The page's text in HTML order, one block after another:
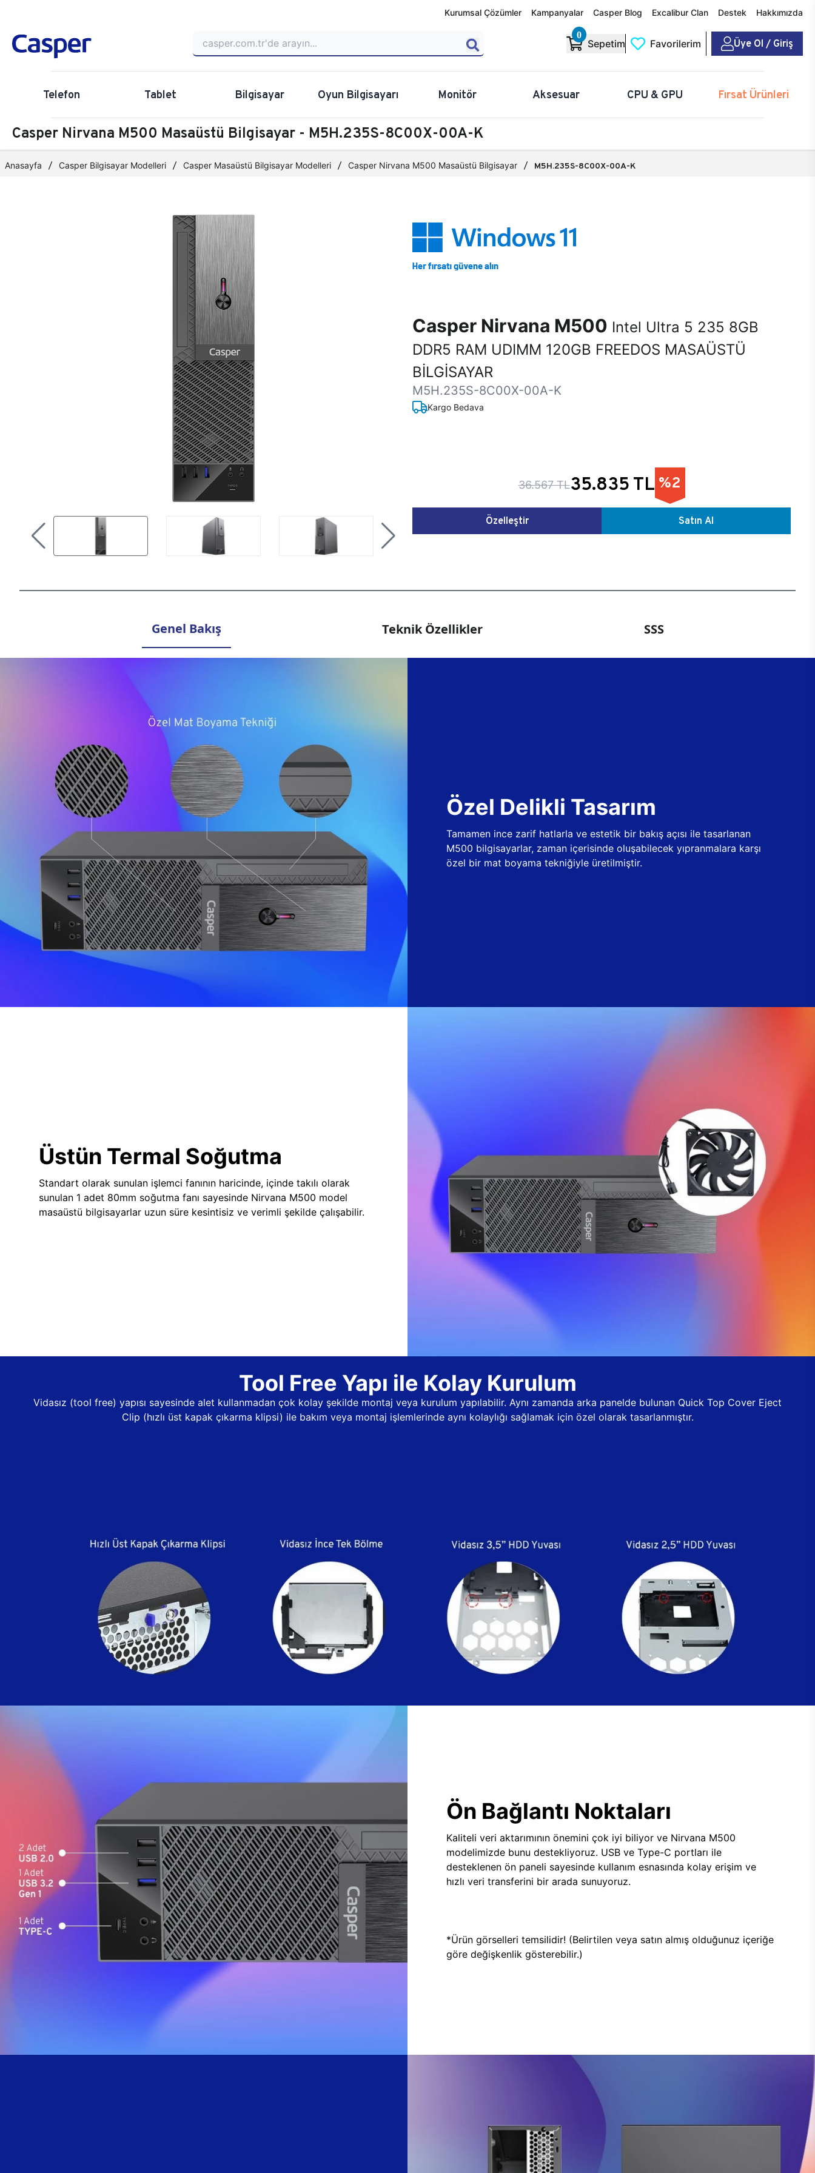
Kurumsal Çözümler Kampanyalar Casper Blog Excalibur Clan Destek Hakkımızda
0
Sepetim Favorilerim Üye Ol / Giriş
Telefon Tablet Bilgisayar Oyun Bilgisayarı Monitör Aksesuar CPU & GPU Fırsat Ürünleri
Casper Nirvana M500 Masaüstü Bilgisayar - M5H.235S-8C00X-00A-K
Anasayfa Casper Bilgisayar Modelleri Casper Masaüstü Bilgisayar Modelleri Casper Nirvana M500 Masaüstü Bilgisayar M5H.235S-8C00X-00A-K
Casper Nirvana M500 Intel Ultra 5 235 8GB
DDR5 RAM UDIMM 120GB FREEDOS MASAÜSTÜ
BİLGİSAYAR
M5H.235S-8C00X-00A-K
Kargo Bedava
36.567 TL35.835 TL %2
Özelleştir Satın Al
Genel Bakış Teknik Özellikler SSS
Özel Delikli Tasarım
Tamamen ince zarif hatlarla ve estetik bir bakış açısı ile tasarlanan
M500 bilgisayarlar, zaman içerisinde oluşabilecek yıpranmalara karşı
özel bir mat boyama tekniğiyle üretilmiştir.
Üstün Termal Soğutma
Standart olarak sunulan işlemci fanının haricinde, içinde takılı olarak
sunulan 1 adet 80mm soğutma fanı sayesinde Nirvana M500 model
masaüstü bilgisayarlar uzun süre kesintisiz ve verimli şekilde çalışabilir.
Tool Free Yapı ile Kolay Kurulum
Vidasız (tool free) yapısı sayesinde alet kullanmadan çok kolay şekilde montaj veya kurulum yapılabilir. Aynı zamanda arka panelde bulunan Quick Top Cover Eject
Clip (hızlı üst kapak çıkarma klipsi) ile bakım veya montaj işlemlerinde aynı kolaylığı sağlamak için özel olarak tasarlanmıştır.
Ön Bağlantı Noktaları
Kaliteli veri aktarımının önemini çok iyi biliyor ve Nirvana M500
modelimizde bunu destekliyoruz. USB ve Type-C portları ile
desteklenen ön paneli sayesinde kullanım esnasında kolay erişim ve
hızlı veri transferini bir arada sunuyoruz.
*Ürün görselleri temsilidir! (Belirtilen veya satın almış olduğunuz içeriğe
göre değişkenlik gösterebilir.)